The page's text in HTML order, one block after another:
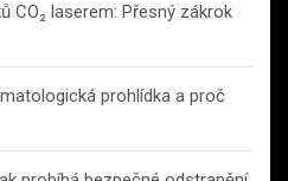
CO₂ laserem: Přesný zákrok
prohlídka a proč